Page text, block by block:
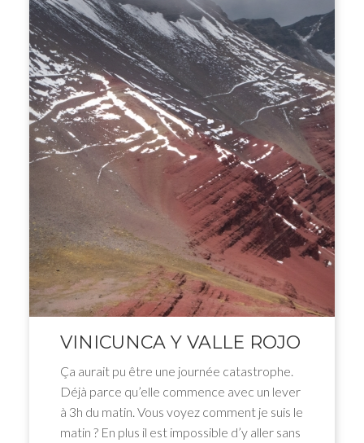
VINICUNCA Y VALLE ROJO
Ça aurait pu être une journée catastrophe.
Déjà parce qu’elle commence avec un lever
à 3h du matin. Vous voyez comment je suis le
matin ? En plus il est impossible d’y aller sans